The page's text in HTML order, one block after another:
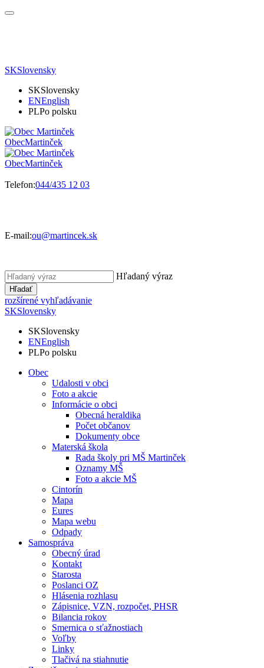
SKSlovensky
SKSlovensky
ENEnglish
PLPo polsku
ObecMartinček
ObecMartinček
Telefon:044/435 12 03
E-mail:ou@martincek.sk
Hľadaný výraz
Hľadať
rozšírené vyhľadávanie
SKSlovensky
SKSlovensky
ENEnglish
PLPo polsku
Obec
Udalosti v obci
Foto a akcie
Informácie o obci
Obecná heraldika
Počet občanov
Dokumenty obce
Materská škola
Rada školy pri MŠ Martinček
Oznamy MŠ
Foto a akcie MŠ
Cintorín
Mapa
Eures
Mapa webu
Odpady
Samospráva
Obecný úrad
Kontakt
Starosta
Poslanci OZ
Hlásenia rozhlasu
Zápisnice, VZN, rozpočet, PHSR
Bilancia rokov
Smernica o sťažnostiach
Voľby
Linky
Tlačivá na stiahnutie